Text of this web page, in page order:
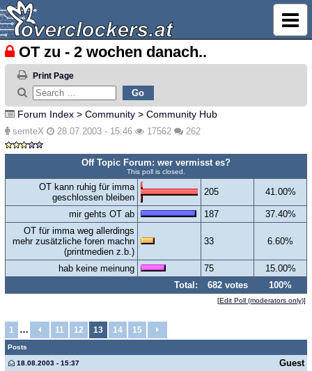
OT zu - 2 wochen danach..
Print Page
Forum Index > Community > Community Hub
semteX 28.07.2003 - 15:46 17562 262
Off Topic Forum: wer vermisst es?
This poll is closed.
OT kann ruhig für imma
geschlossen bleiben
205 41.00%
mir gehts OT ab 187
37.40%
OT für imma weg allerdings
mehr zusätzliche foren machn
(printmedien z.b.)
33 6.60%
hab keine meinung 75
15.00%
Total:
682 votes 100%
[Edit Poll (moderators only)]
1 … 11 12 13 14 15
Posts
Guest
18.08.2003 - 15:37